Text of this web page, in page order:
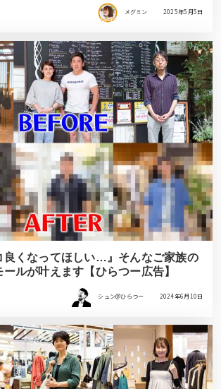
メグミン 2025年5月5日
良くなってほしい…』そんなご家族の
ルが叶えます【ひらつー広告】
シュン@ひらつー 2024年6月10日